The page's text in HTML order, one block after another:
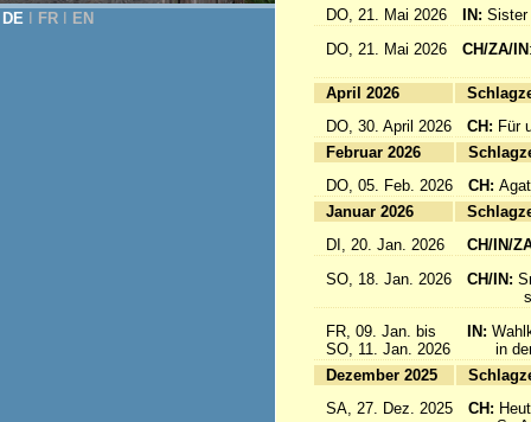
DE FR EN
DO, 21. Mai 2026
IN: Sister
DO, 21. Mai 2026
CH/ZA/IN
April 2026
DO, 30. April 2026
CH: Für
Februar 2026
DO, 05. Feb. 2026
CH:
Januar 2026
DI, 20. Jan. 2026
CH/IN/
SO, 18. Jan. 2026
CH/IN:
sind
FR, 09. Jan. bis
SO, 11. Jan. 2026
IN:
in der
Dezember 2025
SA, 27. Dez. 2025
CH: